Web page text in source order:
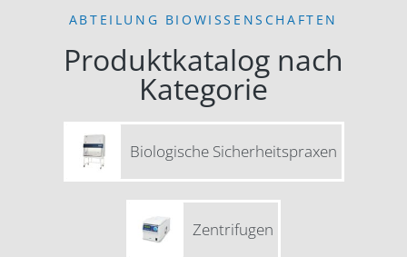
ABTEILUNG BIOWISSENSCHAFTEN
Produktkatalog nach
Kategorie
Biologische Sicherheitspraxen
Zentrifugen